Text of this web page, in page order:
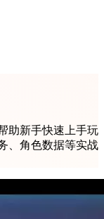
助新手快速上手玩
、角色数据等实战